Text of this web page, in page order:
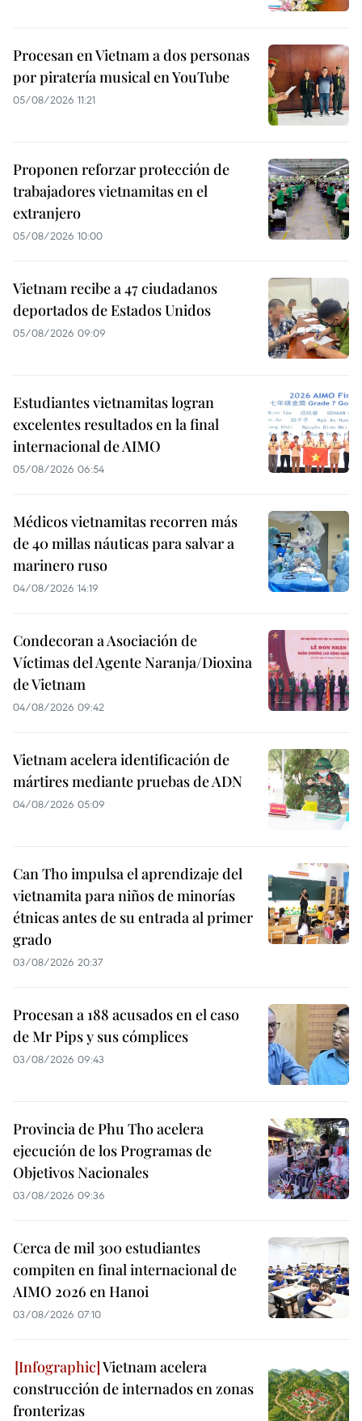
Procesan en Vietnam a dos personas
por piratería musical en YouTube
05/08/2026 11:21
Proponen reforzar protección de
trabajadores vietnamitas en el
extranjero
05/08/2026 10:00
Vietnam recibe a 47 ciudadanos
deportados de Estados Unidos
05/08/2026 09:09
Estudiantes vietnamitas logran
excelentes resultados en la final
internacional de AIMO
05/08/2026 06:54
Médicos vietnamitas recorren más
de 40 millas náuticas para salvar a
marinero ruso
04/08/2026 14:19
Condecoran a Asociación de
Víctimas del Agente Naranja/Dioxina
de Vietnam
04/08/2026 09:42
Vietnam acelera identificación de
mártires mediante pruebas de ADN
04/08/2026 05:09
Can Tho impulsa el aprendizaje del
vietnamita para niños de minorías
étnicas antes de su entrada al primer
grado
03/08/2026 20:37
Procesan a 188 acusados en el caso
de Mr Pips y sus cómplices
03/08/2026 09:43
Provincia de Phu Tho acelera
ejecución de los Programas de
Objetivos Nacionales
03/08/2026 09:36
Cerca de mil 300 estudiantes
compiten en final internacional de
AIMO 2026 en Hanoi
03/08/2026 07:10
Vietnam acelera
construcción de internados en zonas
fronterizas